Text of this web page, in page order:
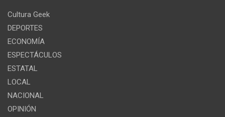
Cultura Geek
DEPORTES
ECONOMÍA
ESPECTÁCULOS
ESTATAL
LOCAL
NACIONAL
OPINIÓN